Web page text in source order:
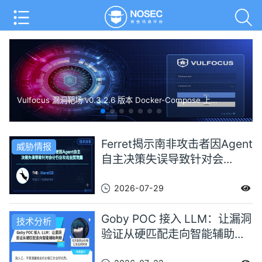
Vulfocus 漏洞靶场 v0.3.2.6 版本 Docker-Compose 上...
威胁情报
Ferret揭示南非攻击者因Agent
自主决策失误导致针对会...
2026-07-29
技术分析
Goby POC 接入 LLM：让漏洞
验证从硬匹配走向智能辅助...